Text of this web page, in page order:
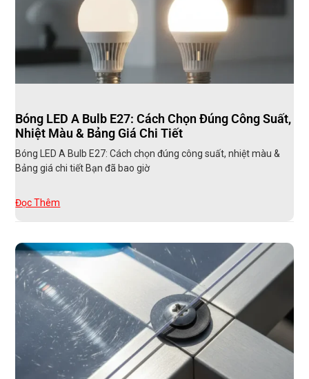
Bóng LED A Bulb E27: Cách Chọn Đúng Công Suất,
Nhiệt Màu & Bảng Giá Chi Tiết
Bóng LED A Bulb E27: Cách chọn đúng công suất, nhiệt màu &
Bảng giá chi tiết Bạn đã bao giờ
Đọc Thêm